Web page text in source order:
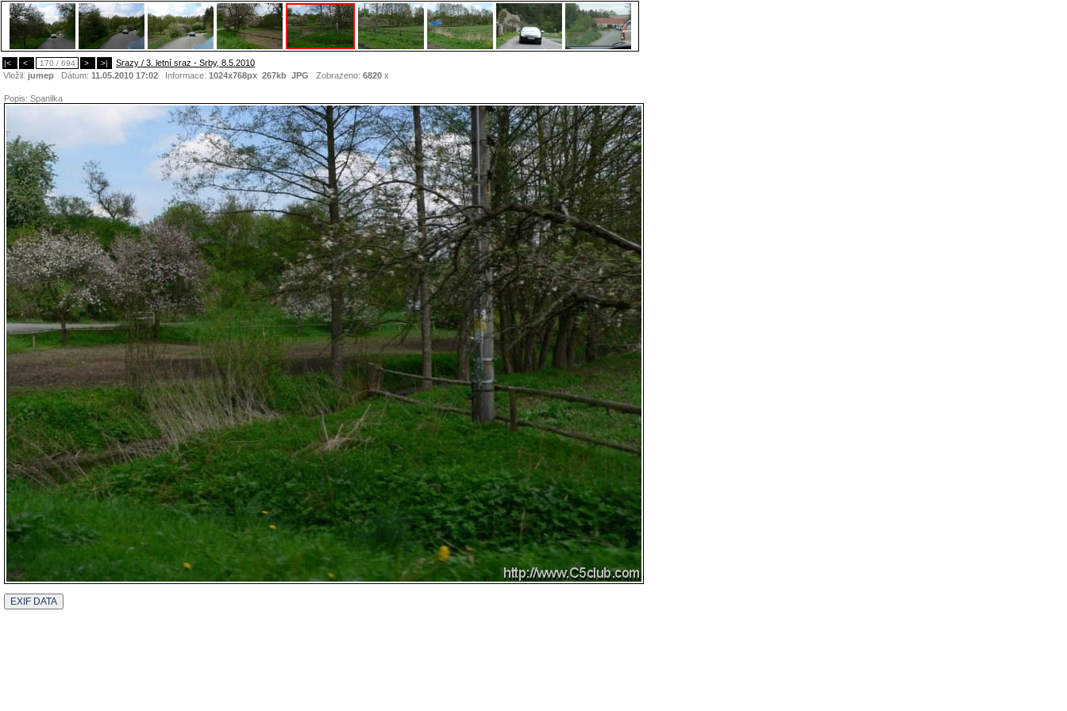
|< < 170 / 694 > >|
Srazy / 3. letní sraz - Srby, 8.5.2010
Vložil: jumep Dátum: 11.05.2010 17:02 Informace: 1024x768px 267kb JPG Zobrazeno: 6820 x
Popis: Spanilka